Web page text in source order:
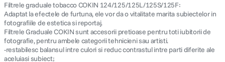
Filtrele graduale tobacco COKIN 124/125/125L/125S/125F:
Adaptat la efectele de furtuna, ele vor da o vitalitate marita subiectelor in
fotografiile de estetica si reportaj.
Filtrele Graduale COKIN sunt accesorii pretioase pentru toti iubitorii de
fotografie, pentru ambele categorii tehnicieni sau artisti.
-restabilesc balansul intre culori si reduc contrastul intre parti diferite ale
aceluiasi subiect;